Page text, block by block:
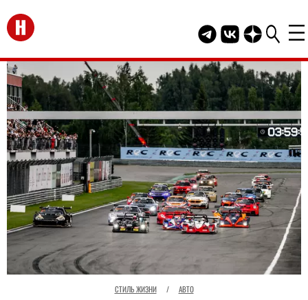
Перейти на главную
Telegram канал
Группа HELLO
Канал
СТИЛЬ ЖИЗНИ / АВТО